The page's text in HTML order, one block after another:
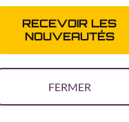
RECEVOIR LES
NOUVEAUTÉS
FERMER